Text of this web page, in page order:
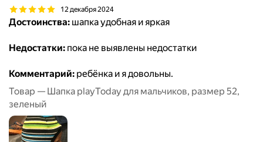
12 декабря 2024
Достоинства: шапка удобная и яркая
Недостатки: пока не выявлены недостатки
Комментарий: ребёнка и я довольны.
Товар — Шапка playToday для мальчиков, размер 52,
зеленый